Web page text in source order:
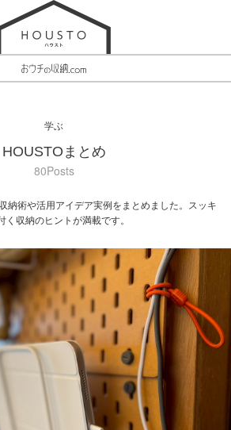
学ぶ
HOUSTOまとめ
80Posts
納術や活用アイデア実例をまとめました。スッキ
く収納のヒントが満載です。